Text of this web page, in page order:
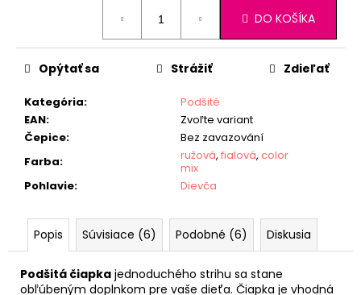
DO KOŠÍKA
Kategória:
Podšité
EAN:
Zvoľte variant
Čepice:
Bez zavazování
Farba: ružová, fialová, color
mix
Pohlavie: Dievča
Opýtať sa Strážiť Zdieľať
Popis Súvisiace (6) Podobné (6) Diskusia
Podšitá čiapka jednoduchého strihu sa stane
obľúbeným doplnkom pre vaše dieťa. Čiapka je vhodná